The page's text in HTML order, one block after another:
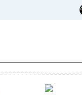
Vorkasse